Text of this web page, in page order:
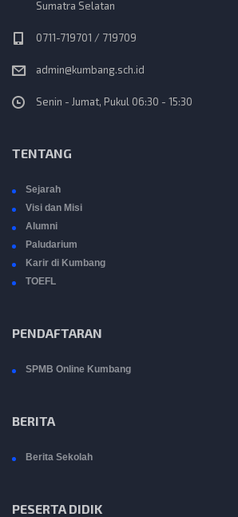
Sumatra Selatan
0711-719701 / 719709
admin@kumbang.sch.id
Senin - Jumat, Pukul 06:30 - 15:30
TENTANG
Sejarah
Visi dan Misi
Alumni
Paludarium
Karir di Kumbang
TOEFL
PENDAFTARAN
SPMB Online Kumbang
BERITA
Berita Sekolah
PESERTA DIDIK